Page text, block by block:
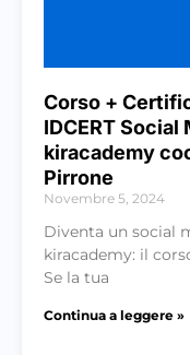
Corso +
IDCERT Social
kiracademy
Pirrone
Novembre 5, 2024
Diventa un social
kiracademy: il
Se la tua
Continua a leggere »